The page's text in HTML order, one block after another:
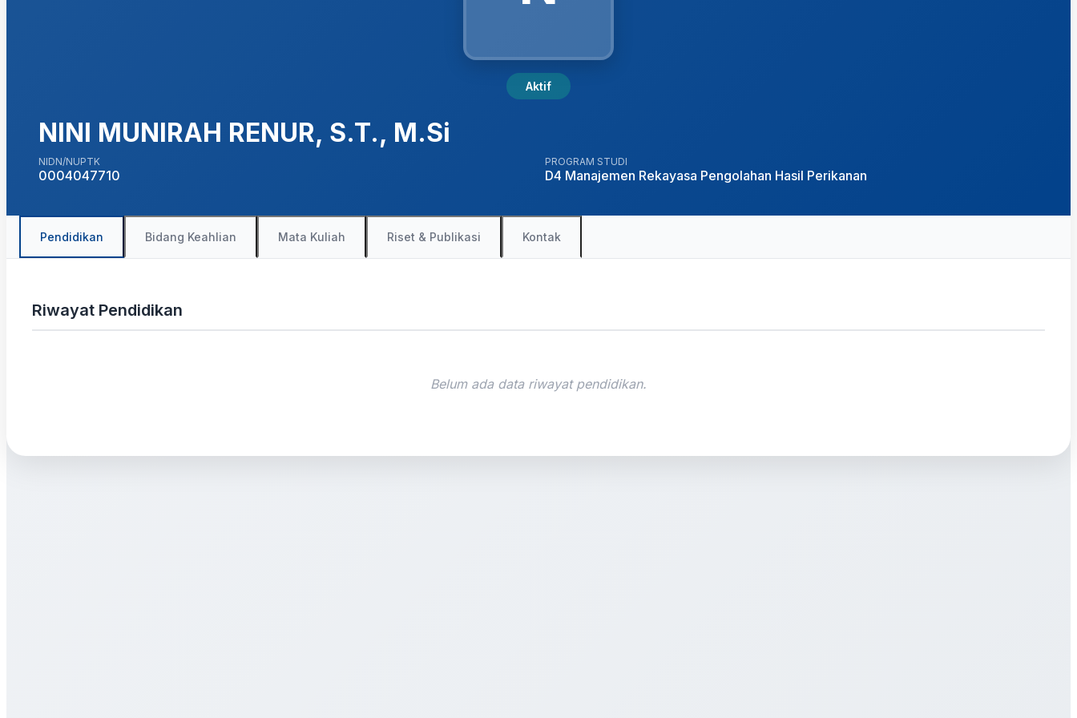
Aktif
NINI MUNIRAH RENUR, S.T., M.Si
NIDN/NUPTK
0004047710
PROGRAM STUDI
D4 Manajemen Rekayasa Pengolahan Hasil Perikanan
Pendidikan Bidang Keahlian Mata Kuliah Riset & Publikasi Kontak
Riwayat Pendidikan
Belum ada data riwayat pendidikan.